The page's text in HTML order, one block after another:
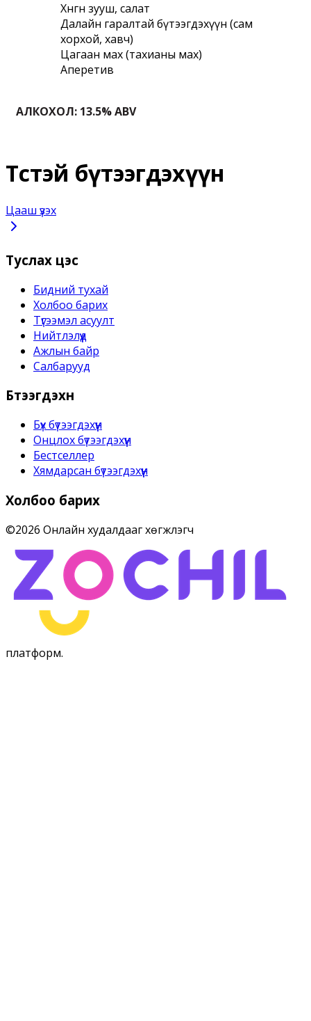
﻿Хөнгөн зууш, салат
Далайн гаралтай бүтээгдэхүүн (сам
хорхой, хавч)
Цагаан мах (тахианы мах)
Аперетив
﻿АЛКОХОЛ: 13.5% ABV
Төстэй бүтээгдэхүүн
Цааш үзэх
Туслах цэс
Бидний тухай
Холбоо барих
Түгээмэл асуулт
Нийтлэлүүд
Ажлын байр
Салбарууд
Бүтээгдэхүүн
Бүх бүтээгдэхүүн
Онцлох бүтээгдэхүүн
Бестселлер
Хямдарсан бүтээгдэхүүн
Холбоо барих
©2026 Онлайн худалдааг хөгжүүлэгч
платформ.